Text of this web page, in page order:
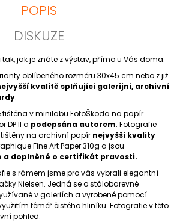
POPIS
DISKUZE
tak, jak je znáte z výstav, přímo u Vás doma.
oblíbeného rozměru 30x45 cm nebo z již
kvalitě splňující galerijní, archivní
.
tištěna v minilabu FotoŠkoda na papír
DP II a podepsána autorem. Fotografie
na archivní papír nejvyšší kvality
Fine Art Paper 310g a jsou
a doplněné o certifikát pravosti.
s rámem jsme pro vás vybrali elegantní
Nielsen. Jedná se o stálobarevné
v galeriích a vyrobené pomocí
téměř čistého hliníku. Fotografie v této
pohled.